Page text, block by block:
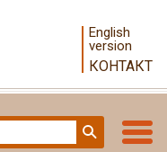
English
version
КОНТАКТ